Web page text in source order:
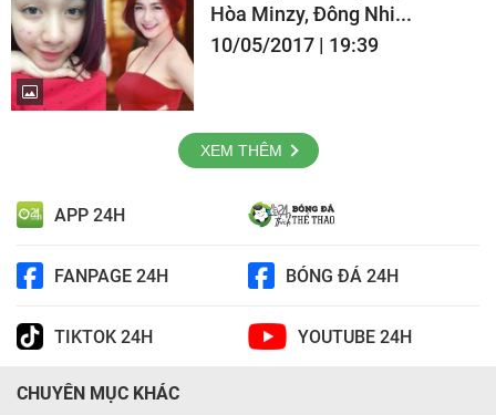
Hòa Minzy, Đông Nhi...
10/05/2017 | 19:39
XEM THÊM
APP 24H
FANPAGE 24H BÓNG ĐÁ 24H
TIKTOK 24H YOUTUBE 24H
CHUYÊN MỤC KHÁC